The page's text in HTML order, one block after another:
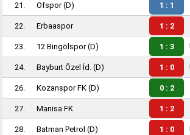
21. Ofspor(D) 1 : 1
22. Erbaaspor 1 : 2
23. 12 Bingölspor(D) 1 : 3
24. Bayburt Özel İd. (D) 1 : 0
26. Kozanspor FK (D) 0 : 2
27. Manisa FK 1 : 2
28. Batman Petrol (D) 1 : 0